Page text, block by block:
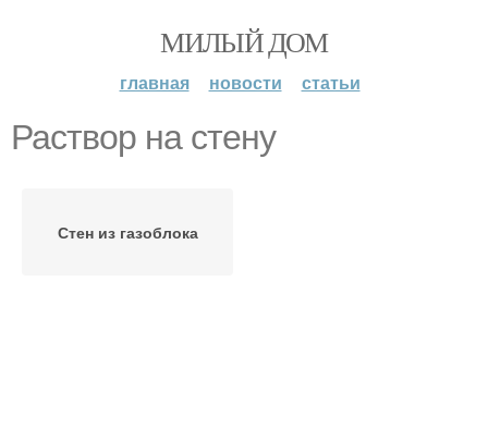
МИЛЫЙ ДОМ
главная новости статьи
Раствор на стену
Стен из газоблока